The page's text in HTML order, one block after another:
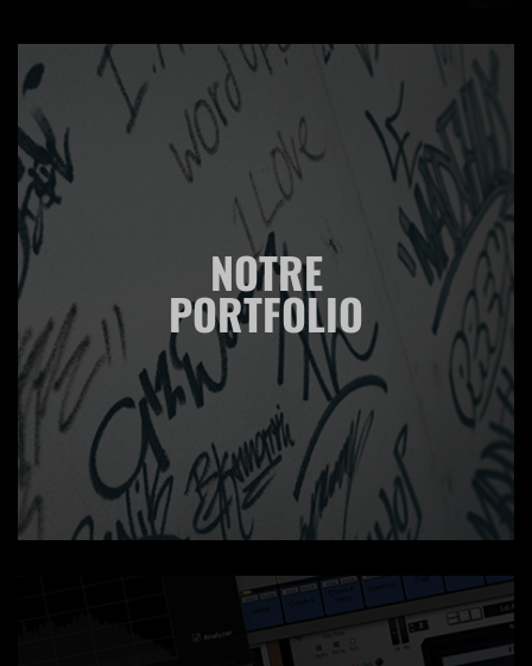
NOTRE
PORTFOLIO